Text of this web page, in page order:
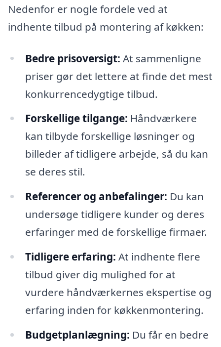
Nedenfor er nogle fordele ved at
indhente tilbud på montering af køkken:
Bedre prisoversigt: At sammenligne
priser gør det lettere at finde det mest
konkurrencedygtige tilbud.
Forskellige tilgange: Håndværkere
kan tilbyde forskellige løsninger og
billeder af tidligere arbejde, så du kan
se deres stil.
Referencer og anbefalinger: Du kan
undersøge tidligere kunder og deres
erfaringer med de forskellige firmaer.
Tidligere erfaring: At indhente flere
tilbud giver dig mulighed for at
vurdere håndværkernes ekspertise og
erfaring inden for køkkenmontering.
Budgetplanlægning: Du får en bedre